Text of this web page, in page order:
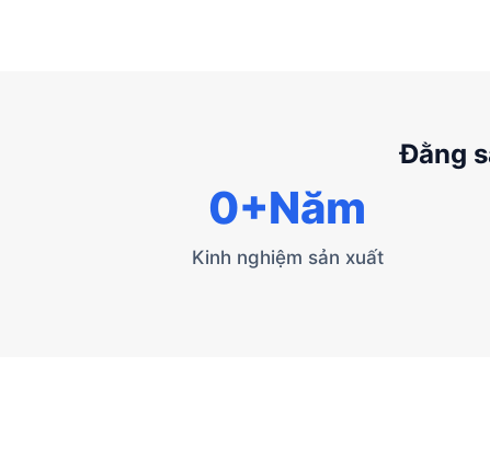
Đằng
Kinh nghiệm sản xuất
0+Năm